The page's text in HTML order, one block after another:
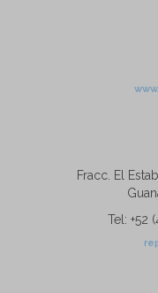
Fracc. El
Tel: +52